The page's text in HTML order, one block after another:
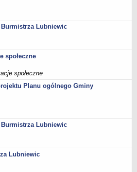
i uzgadnianie
społeczne
Burmistrza Lubniewic
społeczne
społeczne
Planu ogólnego Gminy
Burmistrza Lubniewic
Lubniewic